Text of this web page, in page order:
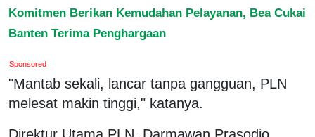
Komitmen Berikan Kemudahan Pelayanan, Bea Cukai
Banten Terima Penghargaan
Sponsored
"Mantab sekali, lancar tanpa gangguan, PLN
melesat makin tinggi," katanya.